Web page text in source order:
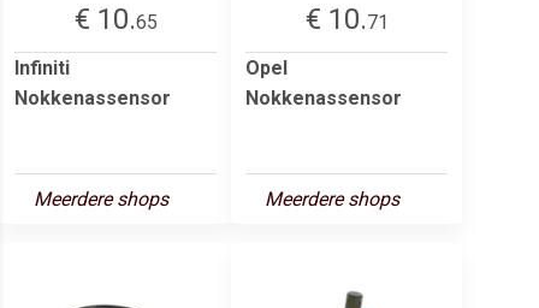
€ 10.65
Infiniti
Nokkenassensor
Meerdere shops
€ 10.71
Opel
Nokkenassensor
Meerdere shops